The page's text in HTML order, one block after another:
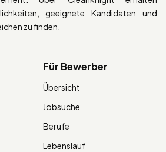
geeignete Kandidaten und
zu finden.
Für Bewerber
Übersicht
Jobsuche
Berufe
Lebenslauf